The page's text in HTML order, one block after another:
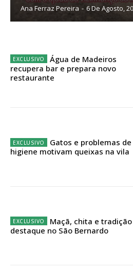
Planos de
Sendo assinante terá acesso a todos os
digitais.
Escolha o plano de
Ana Ferraz Pereira - 6 De Agosto,
Água de Madeiros
recupera bar e prepara novo
restaurante
Gatos e problemas de
higiene motivam queixas na vila
Maçã, chita e
destaque no São Bernardo